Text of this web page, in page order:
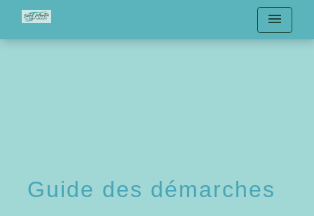
menu
Guide des démarches